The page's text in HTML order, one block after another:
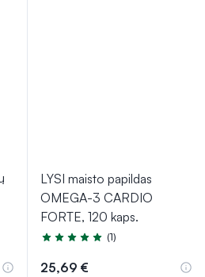
LYSI maisto papildas
OMEGA-3 CARDIO
FORTE, 120 kaps.
Įvertinimas 5.0 iš 5
(1)
25,69 €